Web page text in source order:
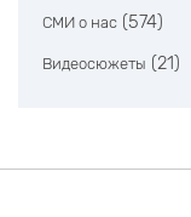
СМИ о нас (574)
Видеосюжеты (21)